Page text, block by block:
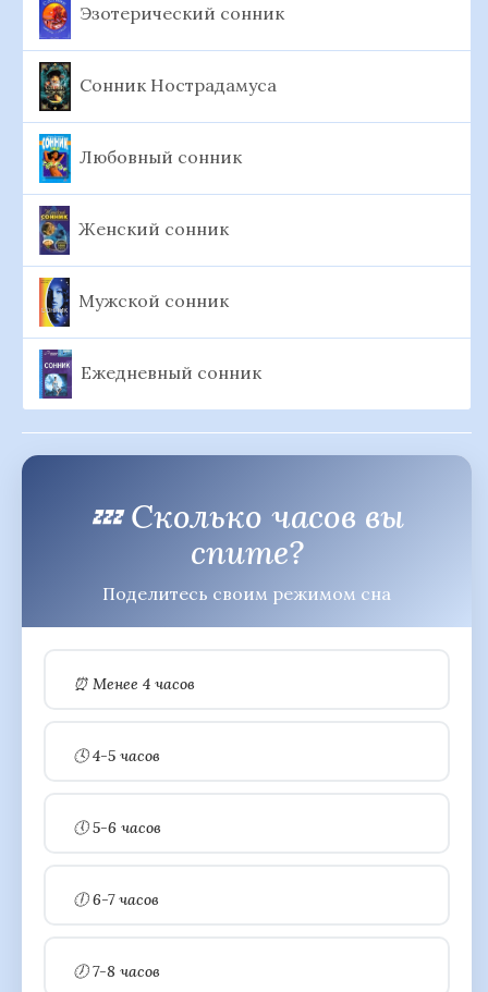
Эзотерический сонник
Сонник Нострадамуса
Любовный сонник
Женский сонник
Мужской сонник
Ежедневный сонник
💤 Сколько часов вы
спите?
Поделитесь своим режимом сна
⏰ Менее 4 часов
🕓 4-5 часов
🕔 5-6 часов
🕕 6-7 часов
🕖 7-8 часов